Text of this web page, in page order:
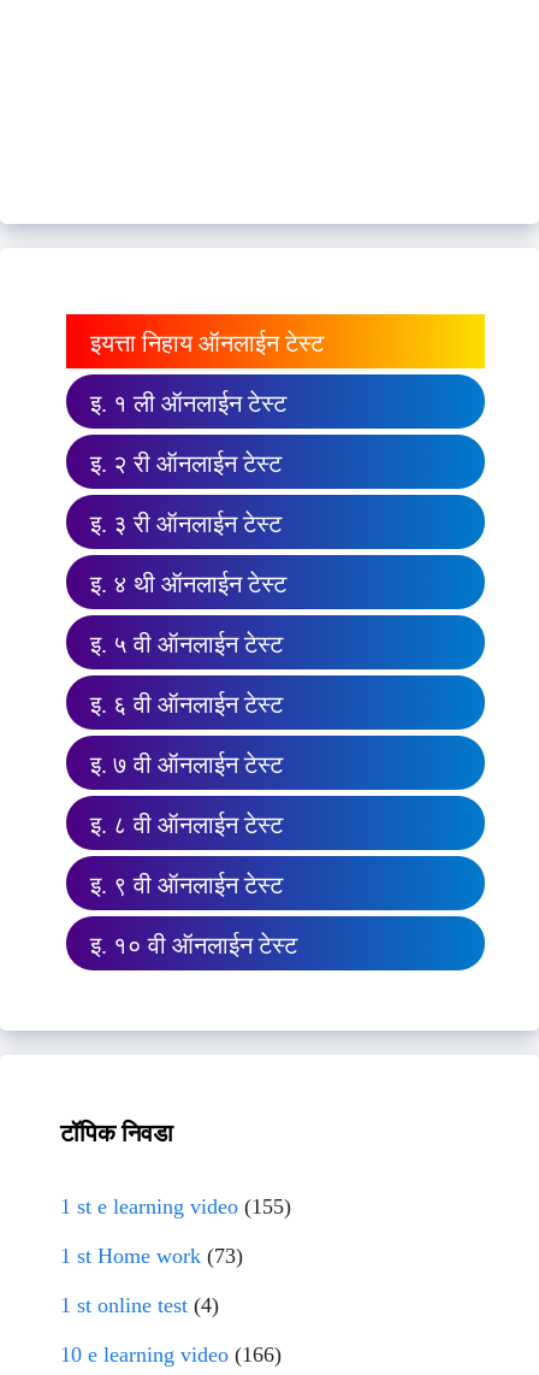
इयत्ता निहाय ऑनलाईन टेस्ट
इ. १ ली ऑनलाईन टेस्ट
इ. २ री ऑनलाईन टेस्ट
इ. ३ री ऑनलाईन टेस्ट
इ. ४ थी ऑनलाईन टेस्ट
इ. ५ वी ऑनलाईन टेस्ट
इ. ६ वी ऑनलाईन टेस्ट
इ. ७ वी ऑनलाईन टेस्ट
इ. ८ वी ऑनलाईन टेस्ट
इ. ९ वी ऑनलाईन टेस्ट
इ. १० वी ऑनलाईन टेस्ट
टॉपिक निवडा
1 st e learning video (155)
1 st Home work (73)
1 st online test (4)
10 e learning video (166)